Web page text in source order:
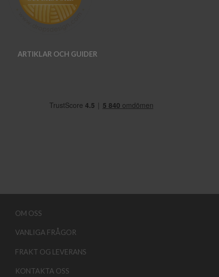
ARTIKLAR OCH GUIDER
OM OSS
VANLIGA FRÅGOR
FRAKT OG LEVERANS
KONTAKTA OSS